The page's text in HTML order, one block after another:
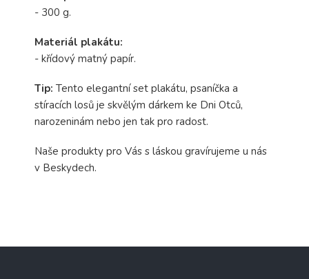
- 300 g.
Materiál plakátu:
- křídový matný papír.
Tip: Tento elegantní set plakátu, psaníčka a
stíracích losů je skvělým dárkem ke Dni Otců,
narozeninám nebo jen tak pro radost.
Naše produkty pro Vás s láskou gravírujeme u nás
v Beskydech.